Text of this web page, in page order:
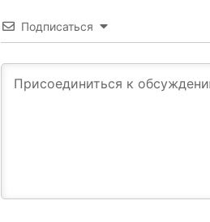
Подписаться